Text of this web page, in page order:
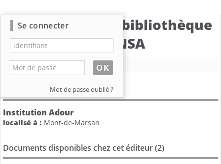
Catalogue de la bibliothèque
du CBNSA
Nouvelle recherche
Détail de l'éditeur
Institution Adour
localisé à : Mont-de-Marsan
Documents disponibles chez cet éditeur (2)
Se connecter
Mot de passe oublié ?